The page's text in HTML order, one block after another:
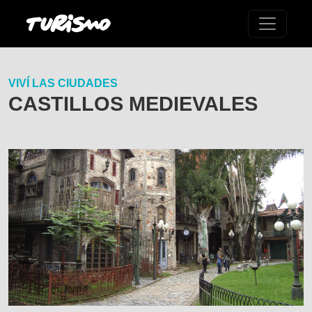
VIVÍ LAS CIUDADES
CASTILLOS MEDIEVALES